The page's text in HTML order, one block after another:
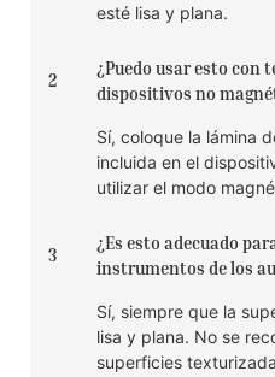
esté lisa y plana.
2
¿Puedo usar esto con
dispositivos no
Sí, coloque la lámina
incluida en el
utilizar el modo
3
¿Es esto adecuado
instrumentos de los
Sí, siempre que la
lisa y plana. No se
superficies